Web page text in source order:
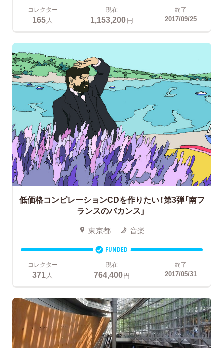
コレクター
165人
現在
1,153,200円
終了
2017/09/25
低価格コンピレーションCDを作りたい！第3弾「南フ
ランスのバカンス」
東京都 音楽
FUNDED
コレクター
371 人
現在
764,400円
終了
2017/05/31